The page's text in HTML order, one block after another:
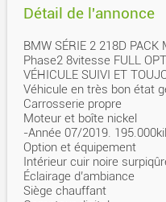
Détail de l'annonce
BMW SÉRIE 2 218D PACK
Phase2 8vitesse FULL
VÉHICULE SUIVI ET
Véhicule en très bon état
Carrosserie propre
Moteur et boîte nickel
-Année 07/2019.
Option et équipement
Intérieur cuir noire
Éclairage d’ambiance
Siège chauffant